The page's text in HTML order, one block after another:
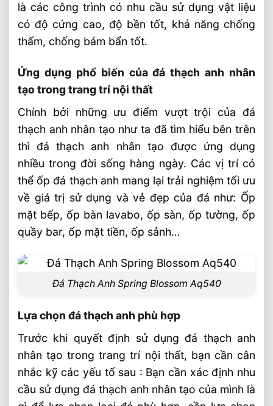
là các công trình có nhu cầu sử dụng vật liệu
có độ cứng cao, độ bền tốt, khả năng chống
thấm, chống bám bẩn tốt.
Ứng dụng phổ biến của đá thạch anh nhân
tạo trong trang trí nội thất
Chính bởi những ưu điểm vượt trội của đá
thạch anh nhân tạo như ta đã tìm hiểu bên trên
thì đá thạch anh nhân tạo được ứng dụng
nhiều trong đời sống hàng ngày. Các vị trí có
thể ốp đá thạch anh mang lại trải nghiệm tối ưu
về giá trị sử dụng và vẻ đẹp của đá như: Ốp
mặt bếp, ốp bàn lavabo, ốp sàn, ốp tường, ốp
quầy bar, ốp mặt tiền, ốp sảnh…
Đá Thạch Anh Spring Blossom Aq540
Lựa chọn đá thạch anh phù hợp
Trước khi quyết định sử dụng đá thạch anh
nhân tạo trong trang trí nội thất, bạn cần cân
nhắc kỹ các yếu tố sau : Bạn cần xác định nhu
cầu sử dụng đá thạch anh nhân tạo của mình là